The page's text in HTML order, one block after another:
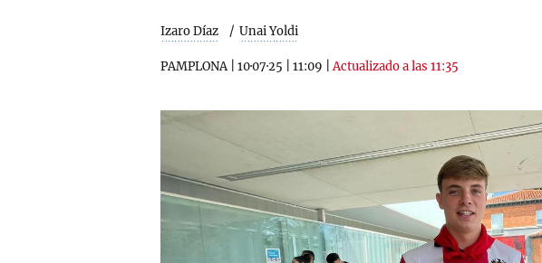
Izaro Díaz Unai Yoldi
PAMPLONA| 10·07·25 11:09 |Actualizado a las 11:35